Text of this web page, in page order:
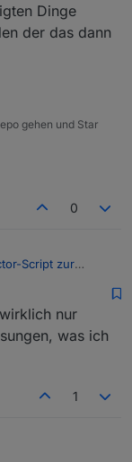
Dinge
der das dann
gehen und Star
0
Script zur
geschafft
zu steuern?
wenn
dazu gebe,
unterschiedliche
JSON
Dazu muß
anfangen. Sieht
nur
was ich
1